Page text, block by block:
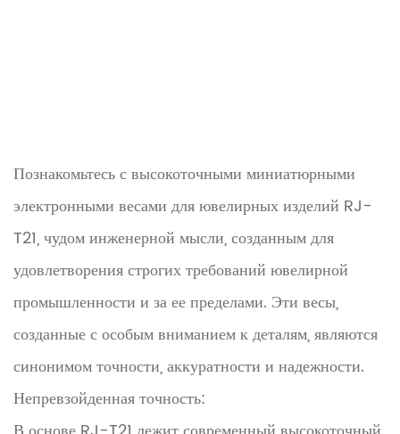
Познакомьтесь с высокоточными миниатюрными
электронными весами для ювелирных изделий RJ-
T21, чудом инженерной мысли, созданным для
удовлетворения строгих требований ювелирной
промышленности и за ее пределами. Эти весы,
созданные с особым вниманием к деталям, являются
синонимом точности, аккуратности и надежности.
Непревзойденная точность: